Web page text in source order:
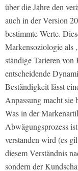
über die Jahre den
auch in der Version
bestimmte Werte.
Markensoziologie als
ständige Tarieren
entscheidende
Beständigkeit lässt
Anpassung macht
Was in der
Abwägungsprozess
verstanden wird (es
diesem Verständnis
sondern der